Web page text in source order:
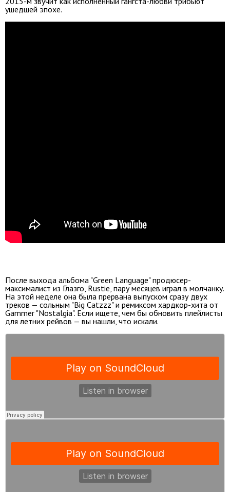
ушедшей эпохе.
После выхода альбома "Green Language" продюсер-
максималист из Глазго, Rustie, пару месяцев играл в молчанку.
На этой неделе она была прервана выпуском сразу двух
треков — сольным "Big Catzzz" и ремиксом хардкор-хита от
Gammer "Nostalgia". Если ищете, чем бы обновить плейлисты
для летних рейвов — вы нашли, что искали.